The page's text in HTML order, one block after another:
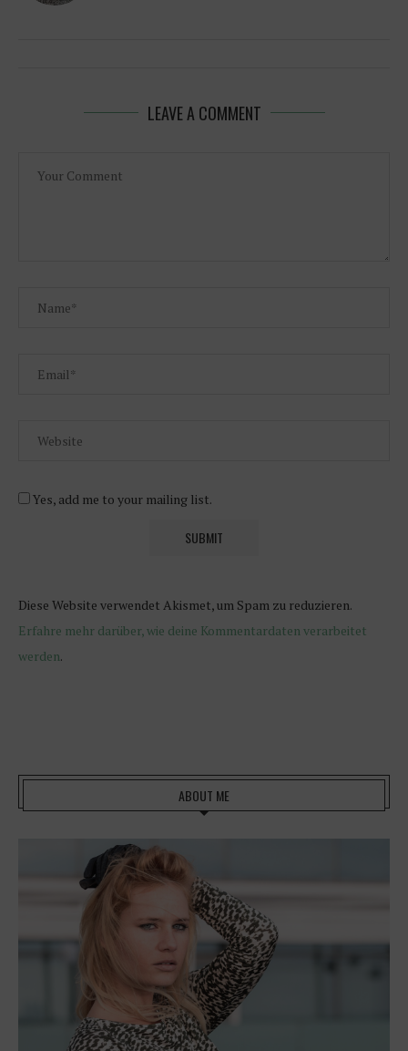
LEAVE A COMMENT
Yes, add me to your mailing list.
Diese Website verwendet Akismet, um Spam zu reduzieren.
Erfahre mehr darüber, wie deine Kommentardaten verarbeitet
werden.
ABOUT ME